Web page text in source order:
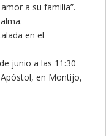
a su familia”.
en el
junio a las 11:30
en Montijo,